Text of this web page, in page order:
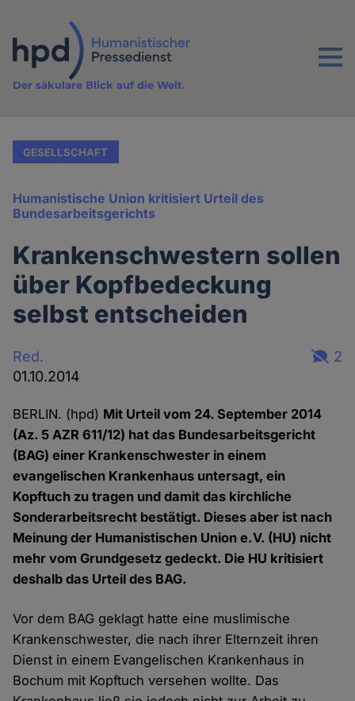
Inhalt
Menu
Der säkulare Blick auf die Welt.
GESELLSCHAFT
Humanistische Union kritisiert Urteil des
Bundesarbeitsgerichts
Krankenschwestern sollen
über Kopfbedeckung
selbst entscheiden
Red.
01.10.2014
2
BERLIN. (hpd) Mit Urteil vom 24. September 2014
(Az. 5 AZR 611/12) hat das Bundesarbeitsgericht
(BAG) einer Krankenschwester in einem
evangelischen Krankenhaus untersagt, ein
Kopftuch zu tragen und damit das kirchliche
Sonderarbeitsrecht bestätigt. Dieses aber ist nach
Meinung der Humanistischen Union e.V. (HU) nicht
mehr vom Grundgesetz gedeckt. Die HU kritisiert
deshalb das Urteil des BAG.
Vor dem BAG geklagt hatte eine muslimische
Krankenschwester, die nach ihrer Elternzeit ihren
Dienst in einem Evangelischen Krankenhaus in
Bochum mit Kopftuch versehen wollte. Das